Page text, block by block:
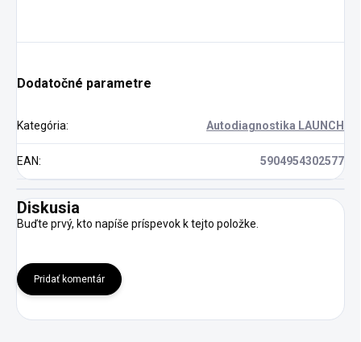
Dodatočné parametre
Kategória: Autodiagnostika LAUNCH
EAN: 5904954302577
Diskusia
Buďte prvý, kto napíše príspevok k tejto položke.
Pridať komentár